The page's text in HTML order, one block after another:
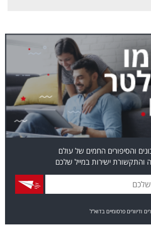
והסיפורים החמים של עולם
והתקשורת ישירות במייל שלכם
ודיוורים פרסומיים בדוא"ל